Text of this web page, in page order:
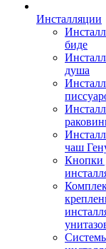
Инсталляции
биде
душа
чаш
Кнопки